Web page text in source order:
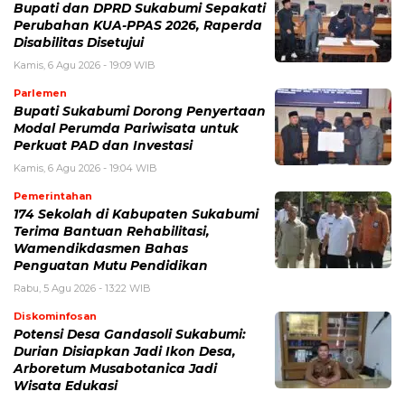
Bupati dan DPRD Sukabumi Sepakati
Perubahan KUA-PPAS 2026, Raperda
Disabilitas Disetujui
Kamis, 6 Agu 2026 - 19:09 WIB
Parlemen
Bupati Sukabumi Dorong Penyertaan
Modal Perumda Pariwisata untuk
Perkuat PAD dan Investasi
Kamis, 6 Agu 2026 - 19:04 WIB
Pemerintahan
174 Sekolah di Kabupaten Sukabumi
Terima Bantuan Rehabilitasi,
Wamendikdasmen Bahas
Penguatan Mutu Pendidikan
Rabu, 5 Agu 2026 - 13:22 WIB
Diskominfosan
Potensi Desa Gandasoli Sukabumi:
Durian Disiapkan Jadi Ikon Desa,
Arboretum Musabotanica Jadi
Wisata Edukasi